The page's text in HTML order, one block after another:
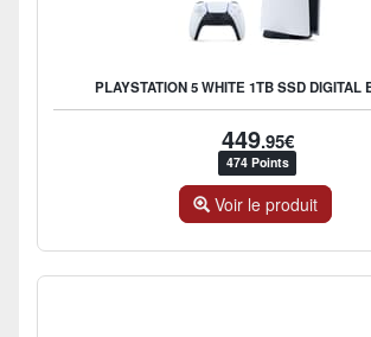
PLAYSTATION 5 WHITE 1TB SSD DIGITAL
449.95€
474 Points
Voir le produit